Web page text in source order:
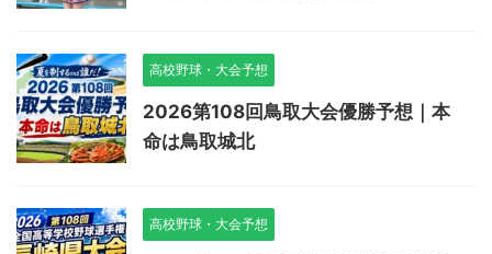
高校野球・大会予想
2026第108回鳥取大会優勝予想｜本
命は鳥取城北
高校野球・大会予想